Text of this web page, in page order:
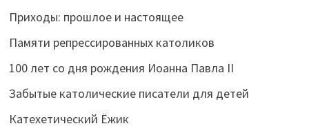
Приходы: прошлое и настоящее
Памяти репрессированных католиков
100 лет со дня рождения Иоанна Павла II
Забытые католические писатели для детей
Катехетический Ёжик